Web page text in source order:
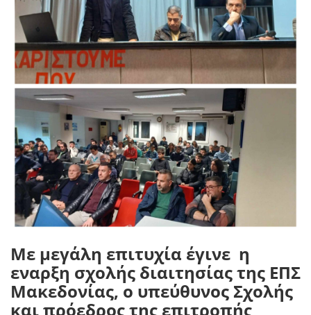
Με μεγάλη επιτυχία έγινε η
εναρξη σχολής διαιτησίας της ΕΠΣ
Μακεδονίας, ο υπεύθυνος Σχολής
και πρόεδρος της επιτροπής